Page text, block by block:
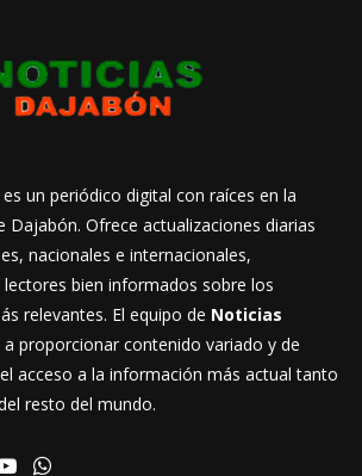
es un periódico digital con raíces en la
Dajabón. Ofrece actualizaciones diarias
nacionales e internacionales,
bien informados sobre los
relevantes. El equipo de Noticias
a proporcionar contenido variado y de
acceso a la información más actual tanto
resto del mundo.